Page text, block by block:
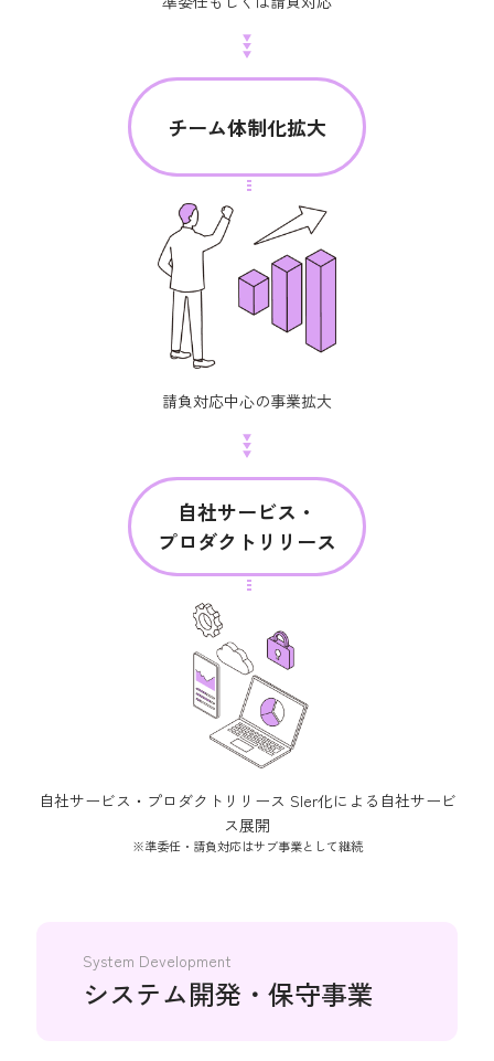
チーム体制化拡大
請負対応中心の事業拡大
自社サービス・
プロダクトリリース
自社サービス・プロダクトリリース SIer化による自社サービ
ス展開
※準委任・請負対応はサブ事業として継続
System Development
システム開発・保守事業